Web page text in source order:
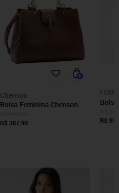
Chenson
Bolsa Feminina Chenson
Café
R$ 387,90
R$